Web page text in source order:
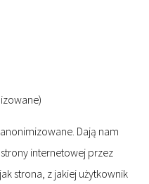
Dają nam
internetowej przez
strona, z jakiej użytkownik